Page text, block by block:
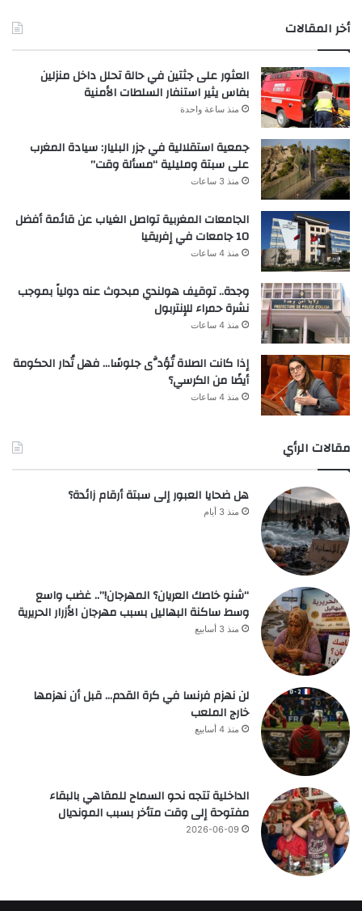
أخر المقالات
العثور على جثتين في حالة تحلل داخل منزلين
بفاس يثير استنفار السلطات الأمنية
منذ ساعة واحدة
جمعية استقلالية في جزر البليار: سيادة المغرب
على سبتة ومليلية “مسألة وقت”
منذ 3 ساعات
الجامعات المغربية تواصل الغياب عن قائمة أفضل
10 جامعات في إفريقيا
منذ 4 ساعات
وجدة.. توقيف هولندي مبحوث عنه دولياً بموجب
نشرة حمراء للإنتربول
منذ 4 ساعات
إذا كانت الصلاة تُؤدَّى جلوسًا… فهل تُدار الحكومة
أيضًا من الكرسي؟
منذ 4 ساعات
مقالات الرأي
هل ضحايا العبور إلى سبتة أرقام زائدة؟
منذ 3 أيام
“شنو خاصك العريان؟ المهرجان!”.. غضب واسع
وسط ساكنة البهاليل بسبب مهرجان الأزرار الحريرية
منذ 3 أسابيع
لن نهزم فرنسا في كرة القدم… قبل أن نهزمها
خارج الملعب
منذ 4 أسابيع
الداخلية تتجه نحو السماح للمقاهي بالبقاء
مفتوحة إلى وقت متأخر بسبب المونديال
2026-06-09